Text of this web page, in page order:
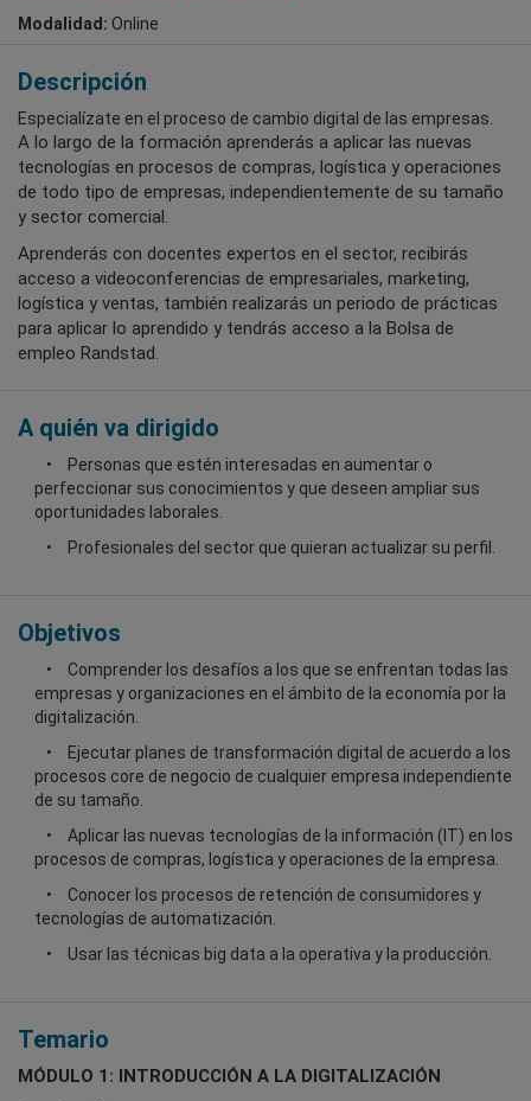
Modalidad: Online
Descripción
Especialízate en el proceso de cambio digital de las empresas.
A lo largo de la formación aprenderás a aplicar las nuevas
tecnologías en procesos de compras, logística y operaciones
de todo tipo de empresas, independientemente de su tamaño
y sector comercial.
Aprenderás con docentes expertos en el sector, recibirás
acceso a videoconferencias de empresariales, marketing,
logística y ventas, también realizarás un periodo de prácticas
para aplicar lo aprendido y tendrás acceso a la Bolsa de
empleo Randstad.
A quién va dirigido
Personas que estén interesadas en aumentar o
perfeccionar sus conocimientos y que deseen ampliar sus
oportunidades laborales.
Profesionales del sector que quieran actualizar su perfil.
Objetivos
Comprender los desafíos a los que se enfrentan todas las
empresas y organizaciones en el ámbito de la economía por la
digitalización.
Ejecutar planes de transformación digital de acuerdo a los
procesos core de negocio de cualquier empresa independiente
de su tamaño.
Aplicar las nuevas tecnologías de la información (IT) en los
procesos de compras, logística y operaciones de la empresa.
Conocer los procesos de retención de consumidores y
tecnologías de automatización.
Usar las técnicas big data a la operativa y la producción.
Temario
MÓDULO 1: INTRODUCCIÓN A LA DIGITALIZACIÓN